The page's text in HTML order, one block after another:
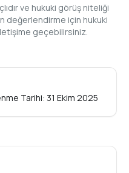
ve hukuki görüş niteliği
değerlendirme için hukuki
geçebilirsiniz.
Tarihi: 31 Ekim 2025